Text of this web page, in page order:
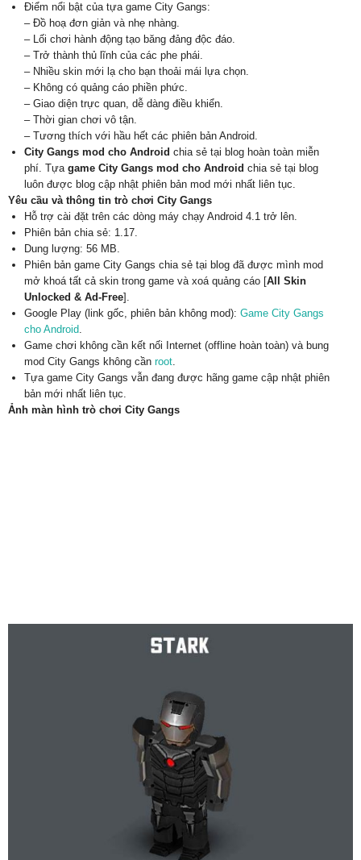
Điểm nổi bật của tựa game City Gangs:
– Đồ hoạ đơn giản và nhẹ nhàng.
– Lối chơi hành động tạo băng đảng độc đáo.
– Trở thành thủ lĩnh của các phe phái.
– Nhiều skin mới lạ cho bạn thoải mái lựa chọn.
– Không có quảng cáo phiền phức.
– Giao diện trực quan, dễ dàng điều khiển.
– Thời gian chơi vô tận.
– Tương thích với hầu hết các phiên bản Android.
City Gangs mod cho Android chia sẻ tại blog hoàn toàn miễn
phí. Tựa game City Gangs mod cho Android chia sẻ tại blog
luôn được blog cập nhật phiên bản mod mới nhất liên tục.
Yêu cầu và thông tin trò chơi City Gangs
Hỗ trợ cài đặt trên các dòng máy chạy Android 4.1 trở lên.
Phiên bản chia sẻ: 1.17.
Dung lượng: 56 MB.
Phiên bản game City Gangs chia sẻ tại blog đã được mình mod
mở khoá tất cả skin trong game và xoá quảng cáo [All Skin
Unlocked & Ad-Free].
Google Play (link gốc, phiên bản không mod): Game City Gangs
cho Android.
Game chơi không cần kết nối Internet (offline hoàn toàn) và bung
mod City Gangs không cần root.
Tựa game City Gangs vẫn đang được hãng game cập nhật phiên
bản mới nhất liên tục.
Ảnh màn hình trò chơi City Gangs